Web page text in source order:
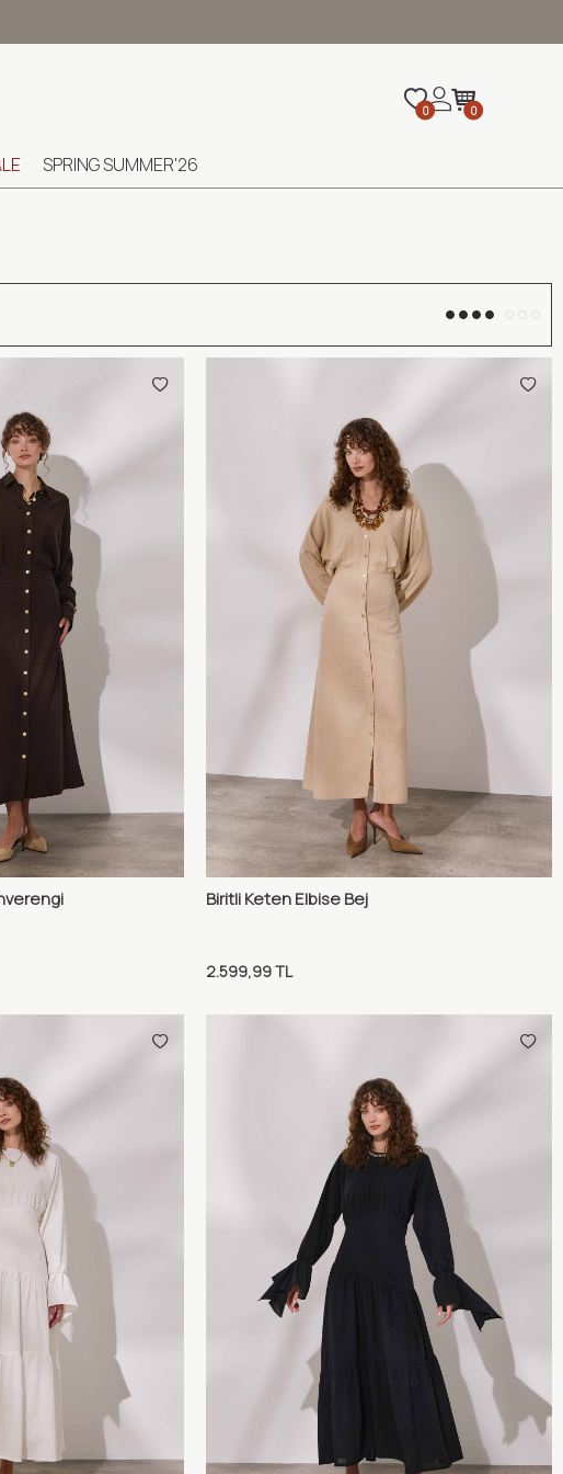
0 0
SPRING SUMMER'26
Karşılaştır Sepete Ekle
Biritli Keten Elbise Bej
2.599,99TL